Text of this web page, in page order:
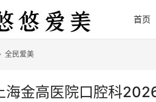
首页
全民爱美
海金高医院口腔科